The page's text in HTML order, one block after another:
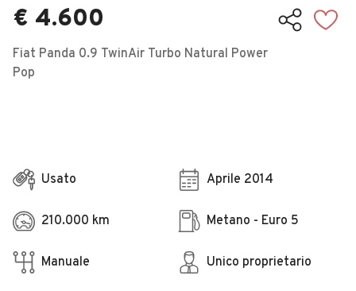
€ 4.600
Fiat Panda 0.9 TwinAir Turbo Natural Power
Pop
Usato Aprile 2014
210.000 km Metano - Euro 5
Manuale Unico proprietario